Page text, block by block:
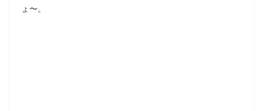
ょ〜。